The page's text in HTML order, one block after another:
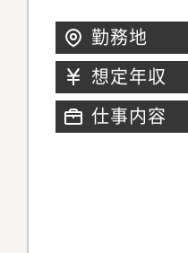
勤務地
想定年収
仕事内容